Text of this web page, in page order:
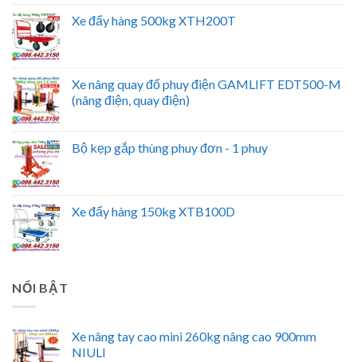
Xe đẩy hàng 500kg XTH200T
Xe nâng quay đổ phuy điện GAMLIFT EDT500-M
(nâng điện, quay điện)
Bộ kẹp gắp thùng phuy đơn - 1 phuy
Xe đẩy hàng 150kg XTB100D
NỔI BẬT
Xe nâng tay cao mini 260kg nâng cao 900mm
NIULI